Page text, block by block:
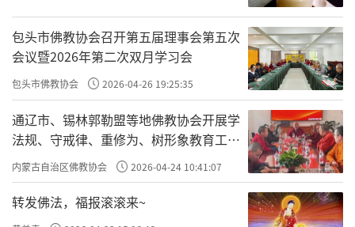
千古骂名的石敬瑭，这是一个仅仅存在十年的
短命王朝，在中国历史上留下的痕迹非常少，
这个石经幢因此被认为更有价值。
·石敬瑭创建此寺庙？！
清朝的碑记说，慈胜寺是「（後）晋天福
二年奉敕创建」，果真如此的话，这个千年古
刹竟然是「臭名昭著」的石敬瑭下令创建的。
包头市佛教协会召开第五届理事会第五次
会议暨2026年第二次双月学习会
包头市佛教协会 2026-04-26 19:25:35
通辽市、锡林郭勒盟等地佛教协会开展学
法规、守戒律、重修为、树形象教育工作
专题学习会
内蒙古自治区佛教协会 2026-04-24 10:41:07
转发佛法，福报滚滚来~